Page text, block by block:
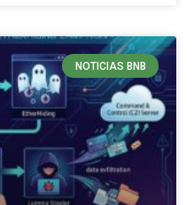
NOTICIAS BNB